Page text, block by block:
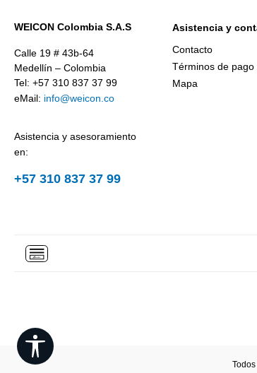
WEICON Colombia S.A.S
Calle 19 # 43b-64
Medellín – Colombia
Tel: +57 310 837 37 99
eMail: info@weicon.co
Asistencia y asesoramiento
en:
+57 310 837 37 99
Asistencia y
Contacto
Términos de pago
Mapa
Show toolbar